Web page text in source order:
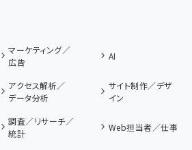
マーケティング／
広告
AI
アクセス解析／
データ分析
サイト制作／デザ
イン
調査／リサーチ／
統計
Web担当者／仕事